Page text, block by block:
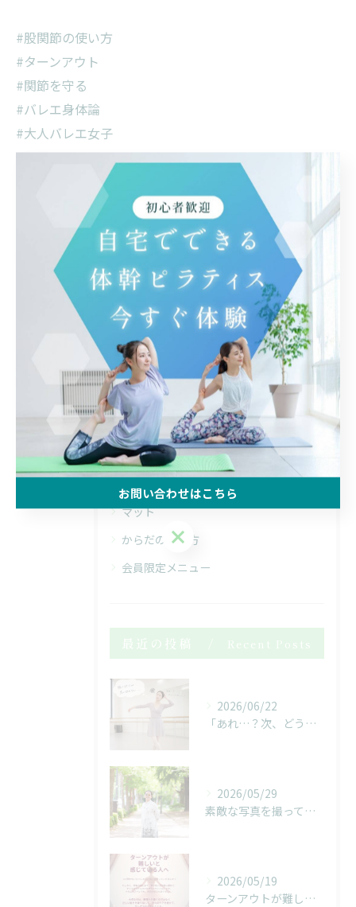
#股関節の使い方
#ターンアウト
#関節を守る
#バレエ身体論
#大人バレエ女子
< 前のページ 一覧に戻る 次のページ >
カテゴリー Categories
全てのカテゴリー
自宅
体験
マンツーマン
腰痛
マット
からだの使い方
会員限定メニュー
最近の投稿 Recent Posts
2026/06/22
「あれ…？次、どうだったっけ…？」
2026/05/29
素敵な写真を撮っていただきました！
2026/05/19
ターンアウトが難しいと感じている人へ
お問い合わせはこちら
お問い合わせはこちら